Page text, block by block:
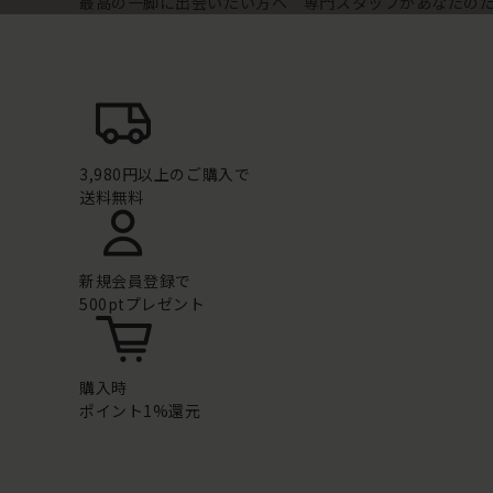
3,980円以上のご購入で
送料無料
新規会員登録で
500ptプレゼント
購入時
ポイント1%還元